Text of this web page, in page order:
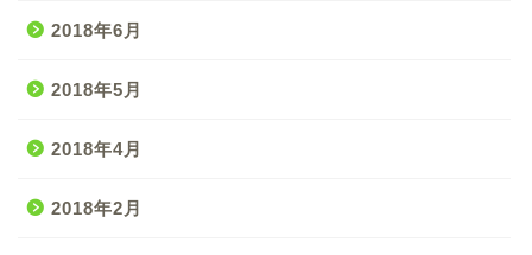
2018年6月
2018年5月
2018年4月
2018年2月